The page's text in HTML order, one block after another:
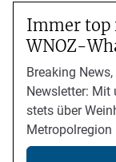
Immer top
WNOZ-
Breaking
Newsletter: Mit
stets über